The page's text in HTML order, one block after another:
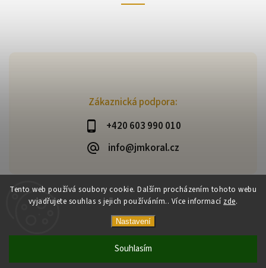
Tento web používá soubory cookie. Dalším procházením tohoto webu
vyjadřujete souhlas s jejich používáním.. Více informací zde.
Nastavení
Souhlasím
Zákaznická podpora:
+420 603 990 010
info@jmkoral.cz
Copyright 2026ESHOP JM KORAL. Všechna práva vyhrazena.
VytvořilShoptet| Design